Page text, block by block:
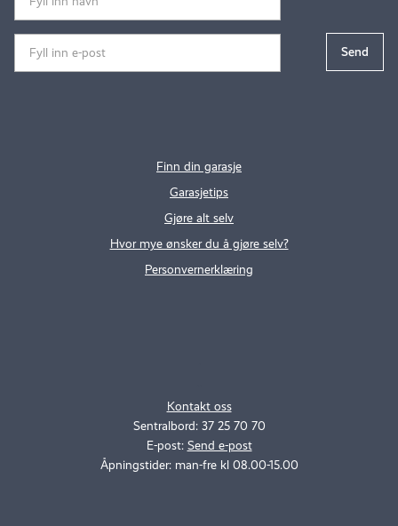
Kontakt oss
Sentralbord: 37 25 70 70
E-post: Send e-post
Åpningstider: man-fre kl 08.00-15.00
Finn din garasje
Garasjetips
Gjøre alt selv
Hvor mye ønsker du å gjøre selv?
Personvernerklæring